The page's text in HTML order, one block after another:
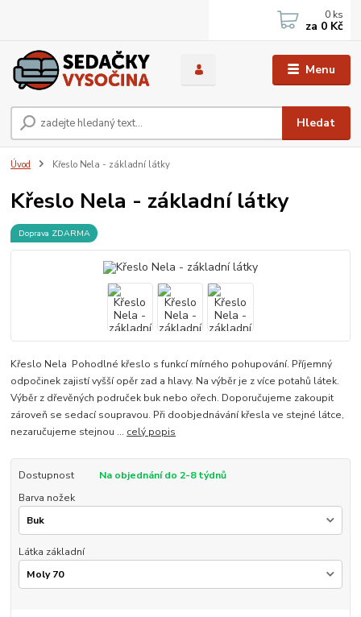
Menu
Hledat
0 ks
za 0 Kč
Úvod Křeslo Nela - základní látky
Křeslo Nela - základní látky
Doprava ZDARMA
Křeslo Nela Pohodlné křeslo s funkcí mírného pohupování. Příjemný
odpočinek zajistí vyšší opěr zad a hlavy. Na výběr je z více potahů látek.
Výběr z dřevěných područek buk nebo ořech. Doporučujeme zakoupit
zároveň se sedací soupravou. Při doobjednávání křesla ve stejné látce,
nezaručujeme stejnou ... celý popis
Dostupnost
Na objednání do 2-8 týdnů
Barva nožek
Látka základní